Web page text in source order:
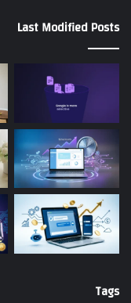
Last Modified Posts
Tags